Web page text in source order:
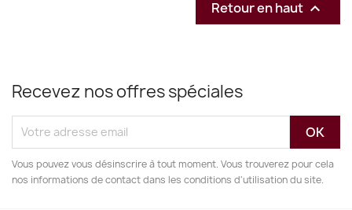
Retour en haut 
Recevez nos offres spéciales
Vous pouvez vous désinscrire à tout moment. Vous trouverez pour cela
nos informations de contact dans les conditions d'utilisation du site.